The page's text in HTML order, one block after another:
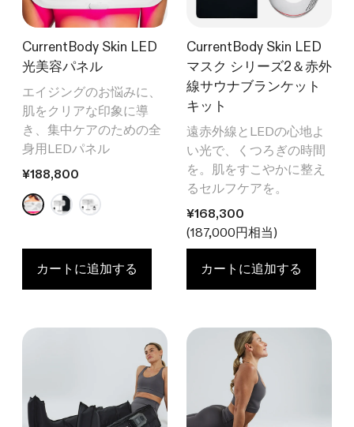
4.6
と
評
価
皮・頭髪ケアデバイス
星
5
つ
中
4.5
24レビュー
¥125,000から
CurrentBody Skin RF
ラジオ波 美顔器
5
つ
と
評
価
4
エイジングケア
メディカルボード
詳しく見る
CurrentBody Skin LED
光美容パネル
エイジングのお悩みに、
肌をクリアな印象に導
き、集中ケアのための全
身用LEDパネル
通常価格
¥188,800
カートに追加する
CurrentBody Skin LED
マスク シリーズ2＆赤外
線サウナブランケット
キット
遠赤外線とLEDの心地よ
い光で、くつろぎの時間
を。肌をすこやかに整え
るセルフケアを。
通常価格
¥168,300
(187,000円相当)
カートに追加する